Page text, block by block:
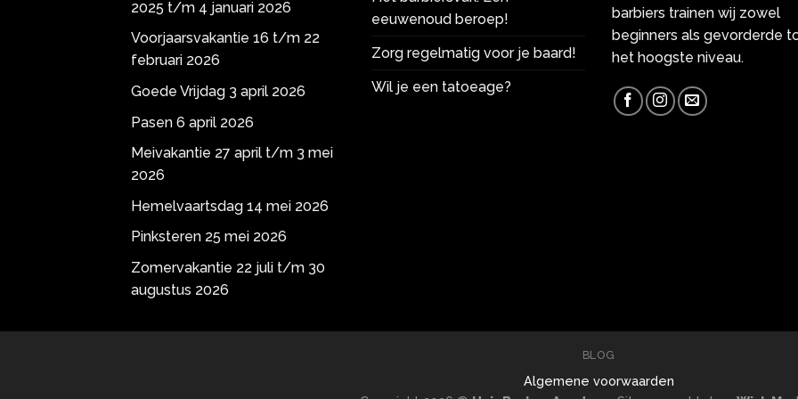
2025 t/m 4 januari 2026
Voorjaarsvakantie 16 t/m 22
februari 2026
Goede Vrijdag 3 april 2026
Pasen 6 april 2026
Meivakantie 27 april t/m 3 mei
2026
Hemelvaartsdag 14 mei 2026
Pinksteren 25 mei 2026
Zomervakantie 22 juli t/m 30
augustus 2026
eeuwenoud beroep!
Zorg regelmatig voor je baard!
Wil je een tatoeage?
barbiers trainen wij zowel
beginners als gevorderde
het hoogste niveau.
BLOG
Algemene voorwaarden